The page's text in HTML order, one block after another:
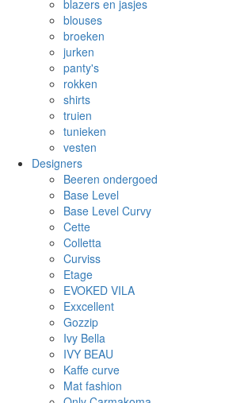
blazers en jasjes
blouses
broeken
jurken
panty's
rokken
shirts
truien
tunieken
vesten
Designers
Beeren ondergoed
Base Level
Base Level Curvy
Cette
Colletta
Curviss
Etage
EVOKED VILA
Exxcellent
Gozzip
Ivy Bella
IVY BEAU
Kaffe curve
Mat fashion